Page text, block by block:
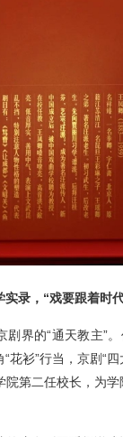
实录，“戏要跟着时
界的“通天教主”。
花衫”行当，京剧“四
院第二任校长，为